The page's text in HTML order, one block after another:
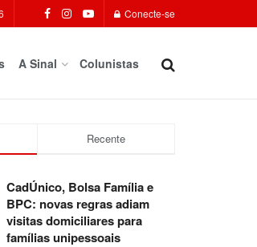
Conecte-se
A Sinal Colunistas
Recente
CadÚnico, Bolsa Família e
BPC: novas regras adiam
visitas domiciliares para
famílias unipessoais